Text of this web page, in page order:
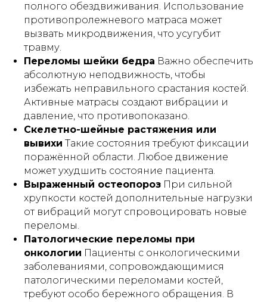
полного обездвиживания. Использование
противопролежневого матраса может
вызвать микродвижения, что усугубит
травму.
Переломы шейки бедра Важно обеспечить
абсолютную неподвижность, чтобы
избежать неправильного срастания костей.
Активные матрасы создают вибрации и
давление, что противопоказано.
Скелетно-шейные растяжения или
вывихи Такие состояния требуют фиксации
поражённой области. Любое движение
может ухудшить состояние пациента.
Выраженный остеопороз При сильной
хрупкости костей дополнительные нагрузки
от вибраций могут спровоцировать новые
переломы.
Патологические переломы при
онкологии Пациенты с онкологическими
заболеваниями, сопровождающимися
патологическими переломами костей,
требуют особо бережного обращения. В